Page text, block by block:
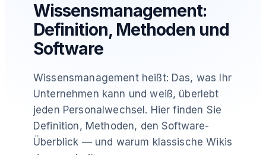
Wissensmanagement:
Definition, Methoden und
Software
Wissensmanagement heißt: Das, was Ihr
Unternehmen kann und weiß, überlebt
jeden Personalwechsel. Hier finden Sie
Definition, Methoden, den Software-
Überblick — und warum klassische Wikis